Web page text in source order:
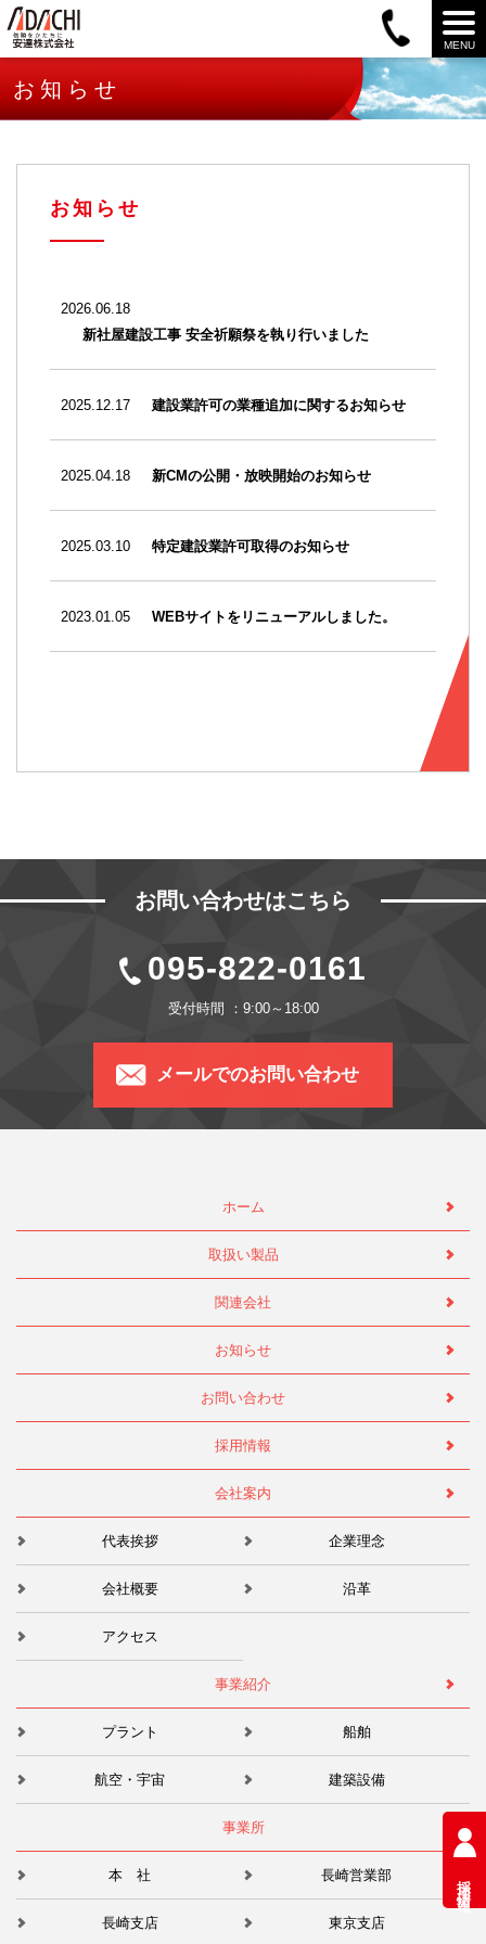
MENU
お知らせ
採用情報
お知らせ
2026.06.18
新社屋建設工事 安全祈願祭を執り行いました
2025.12.17 建設業許可の業種追加に関するお知らせ
2025.04.18 新CMの公開・放映開始のお知らせ
2025.03.10 特定建設業許可取得のお知らせ
2023.01.05 WEBサイトをリニューアルしました。
お問い合わせはこちら
095-822-0161
受付時間 ：9:00～18:00
メールでのお問い合わせ
ホーム
取扱い製品
関連会社
お知らせ
お問い合わせ
採用情報
会社案内
代表挨拶 企業理念
会社概要 沿革
アクセス
事業紹介
プラント 船舶
航空・宇宙 建築設備
事業所
本 社 長崎営業部
長崎支店 東京支店